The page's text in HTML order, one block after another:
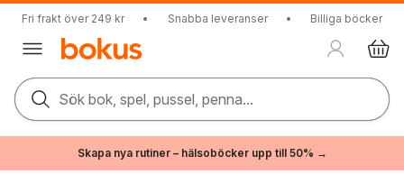
Fri frakt över 249 kr • Snabba leveranser • Billiga böcker
Sök bok, spel, pussel, penna...
Skapa nya rutiner – hälsoböcker upp till 50% →